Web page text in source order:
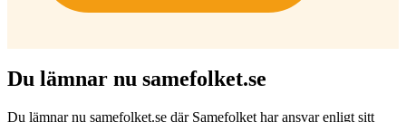
Du lämnar nu samefolket.se
Du lämnar nu samefolket.se där Samefolket har ansvar enligt sitt